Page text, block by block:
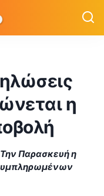
η
Παρασκευή η